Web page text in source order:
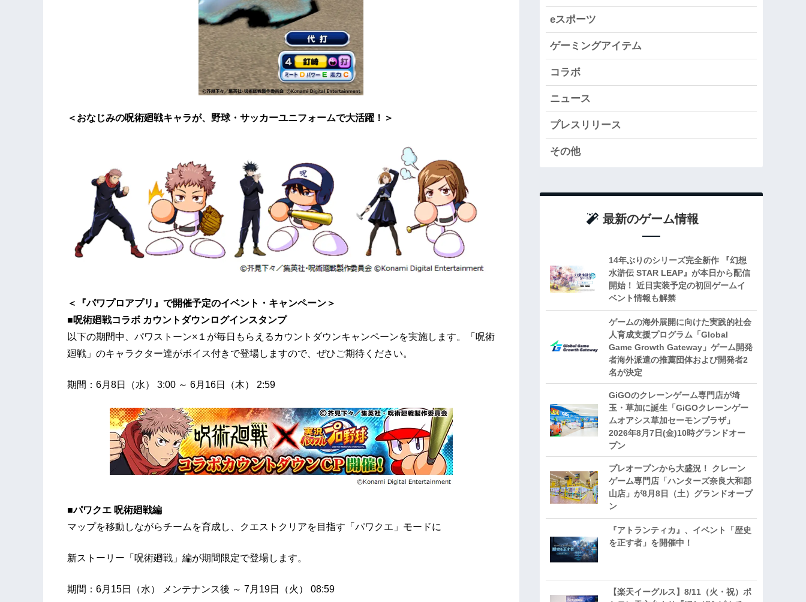
＜おなじみの呪術廻戦キャラが、野球・サッカーユニフォームで大活躍！＞
＜『パワプロアプリ』で開催予定のイベント・キャンペーン＞
■呪術廻戦コラボ カウントダウンログインスタンプ
以下の期間中、パワストーン×１が毎日もらえるカウントダウンキャンペーンを実施します。「呪術
廻戦」のキャラクター達がボイス付きで登場しますので、ぜひご期待ください。
期間：6月8日（水） 3:00 ～ 6月16日（木） 2:59
■パワクエ 呪術廻戦編
マップを移動しながらチームを育成し、クエストクリアを目指す「パワクエ」モードに
新ストーリー「呪術廻戦」編が期間限定で登場します。
期間：6月15日（水） メンテナンス後 ～ 7月19日（火） 08:59
eスポーツ
ゲーミングアイテム
コラボ
ニュース
プレスリリース
その他
最新のゲーム情報
14年ぶりのシリーズ完全新作 『幻想
水滸伝 STAR LEAP』が本日から配信
開始！ 近日実装予定の初回ゲームイ
ベント情報も解禁
ゲームの海外展開に向けた実践的社会
人育成支援プログラム「Global
Game Growth Gateway」ゲーム開発
者海外派遣の推薦団体および開発者2
名が決定
GiGOのクレーンゲーム専門店が埼
玉・草加に誕生「GiGOクレーンゲー
ムオアシス草加セーモンプラザ」
2026年8月7日(金)10時グランドオー
プン
プレオープンから大盛況！ クレーン
ゲーム専門店「ハンターズ奈良大和郡
山店」が8月8日（土）グランドオープ
ン
『アトランティカ』、イベント「歴史
を正す者」を開催中！
【楽天イーグルス】8/11（火・祝）ポ